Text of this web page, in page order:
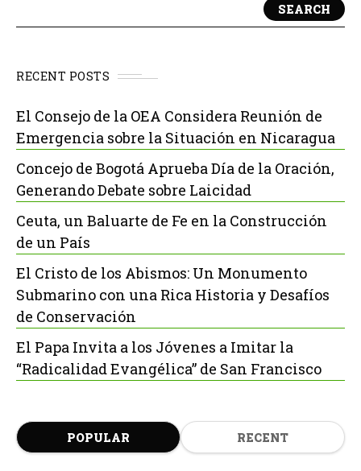
SEARCH
RECENT POSTS
El Consejo de la OEA Considera Reunión de
Emergencia sobre la Situación en Nicaragua
Concejo de Bogotá Aprueba Día de la Oración,
Generando Debate sobre Laicidad
Ceuta, un Baluarte de Fe en la Construcción
de un País
El Cristo de los Abismos: Un Monumento
Submarino con una Rica Historia y Desafíos
de Conservación
El Papa Invita a los Jóvenes a Imitar la
“Radicalidad Evangélica” de San Francisco
POPULAR RECENT